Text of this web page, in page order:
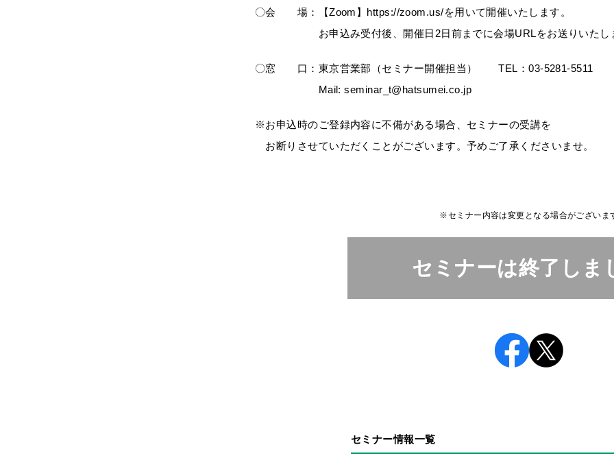
〇会 場：【Zoom】https://zoom.us/を用いて開催いたします。
お申込み受付後、開催日2日前までに会場URLをお送りいたし
〇窓 口：東京営業部（セミナー開催担当） TEL：03-5281-5511
Mail: seminar_t@hatsumei.co.jp
※お申込時のご登録内容に不備がある場合、セミナーの受講を
お断りさせていただくことがございます。予めご了承くださいませ。
※セミナー内容は変更となる場合がございま
セミナーは終了しま
セミナー情報一覧